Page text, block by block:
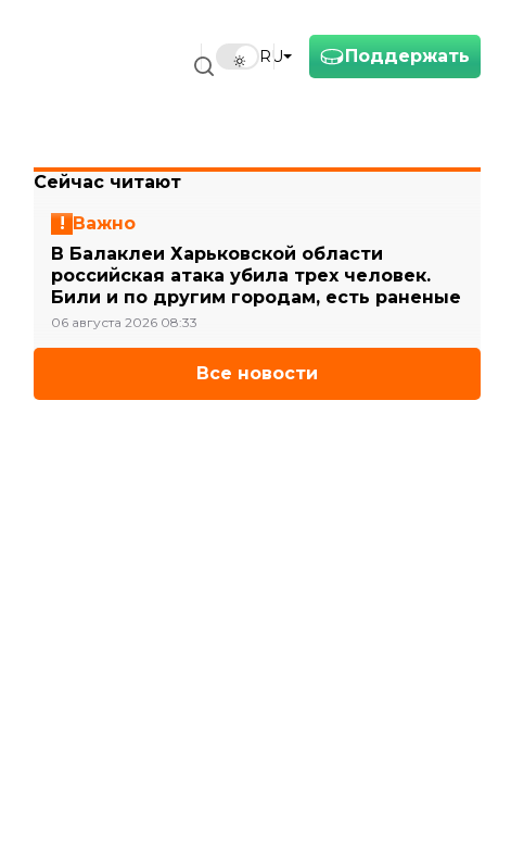
Поддержать
RU
Сейчас читают
Важно
В Балаклеи Харьковской области
российская атака убила трех человек.
Били и по другим городам, есть раненые
06 августа 2026 08:33
Все новости